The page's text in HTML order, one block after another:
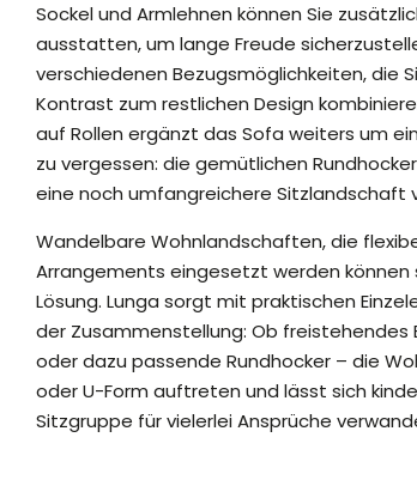
Sockel und Armlehnen können Sie
ausstatten, um lange Freude
verschiedenen Bezugsmöglichkeiten, die
Kontrast zum restlichen Design
auf Rollen ergänzt das Sofa weiters um
zu vergessen: die gemütlichen
eine noch umfangreichere Sitzlandschaft
Wandelbare Wohnlandschaften, die
Arrangements eingesetzt werden
Lösung. Lunga sorgt mit praktischen
der Zusammenstellung: Ob freistehendes
oder dazu passende Rundhocker – die
oder U-Form auftreten und lässt sich
Sitzgruppe für vielerlei Ansprüche